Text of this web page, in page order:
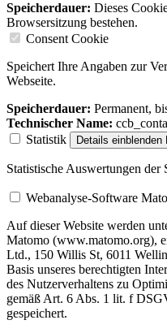
Speicherdauer: Dieses
Browsersitzung bestehen.
Consent Cookie
Speichert Ihre Angaben zur
Webseite.
Speicherdauer: Permanent,
Technischer Name:
Statistik
Details einblenden
Statistische Auswertungen
Webanalyse-Software
Auf dieser Website werden
Matomo (www.matomo.org),
Ltd., 150 Willis St, 6011
Basis unseres berechtigten
des Nutzerverhaltens zu
gemäß Art. 6 Abs. 1 lit. f
gespeichert.